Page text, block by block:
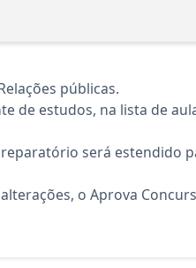
públicas.
de estudos, na lista de
será estendido
o Aprova